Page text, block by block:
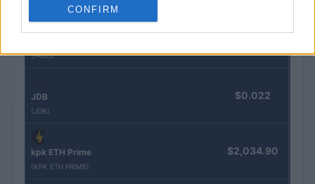
CONFIRM
(PAXG)
JDB
(JDB)
$0.022
kpk ETH Prime
(KPK ETH PRIME)
$2,034.90